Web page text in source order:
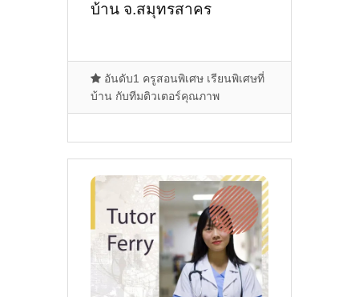
บ้าน จ.สมุทรสาคร
อันดับ1 ครูสอนพิเศษ เรียนพิเศษที่
บ้าน กับทีมติวเตอร์คุณภาพ